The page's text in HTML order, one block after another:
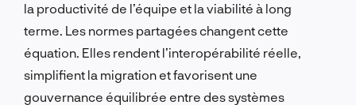
la productivité de l’équipe et la viabilité à long
terme. Les normes partagées changent cette
équation. Elles rendent l’interopérabilité réelle,
simplifient la migration et favorisent une
gouvernance équilibrée entre des systèmes